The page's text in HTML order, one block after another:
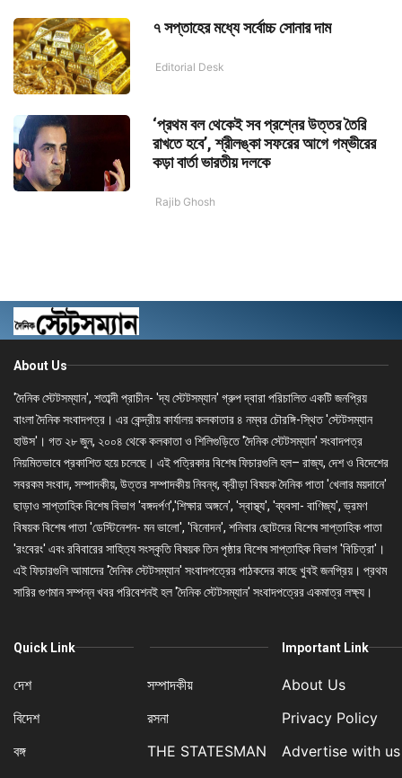
৭ সপ্তাহের মধ্যে সর্বোচ্চ সোনার দাম
Editorial Desk
‘প্রথম বল থেকেই সব প্রশ্নের উত্তর তৈরি
রাখতে হবে’, শ্রীলঙ্কা সফরের আগে গম্ভীরের
কড়া বার্তা ভারতীয় দলকে
Rajib Ghosh
About Us
'দৈনিক স্টেটসম্যান', শতাব্দী প্রাচীন- 'দ্য স্টেটসম্যান' গ্রুপ দ্বারা পরিচালিত একটি জনপ্রিয়
বাংলা দৈনিক সংবাদপত্র। এর কেন্দ্রীয় কার্যালয় কলকাতার ৪ নম্বর চৌরঙ্গি-স্থিত 'স্টেটসম্যান
হাউস'। গত ২৮ জুন, ২০০৪ থেকে কলকাতা ও শিলিগুড়িতে 'দৈনিক স্টেটসম্যান' সংবাদপত্র
নিয়মিতভাবে প্রকাশিত হয়ে চলেছে। এই পত্রিকার বিশেষ ফিচারগুলি হল– রাজ্য, দেশ ও বিদেশের
সবরকম সংবাদ, সম্পাদকীয়, উত্তর সম্পাদকীয় নিবন্ধ, ক্রীড়া বিষয়ক দৈনিক পাতা 'খেলার ময়দানে'
ছাড়াও সাপ্তাহিক বিশেষ বিভাগ 'বঙ্গদর্পণ','শিক্ষার অঙ্গনে', 'স্বাস্থ্য', 'ব্যবসা- বাণিজ্য', ভ্রমণ
বিষয়ক বিশেষ পাতা 'ডেস্টিনেশন- মন ভালো', 'বিনোদন', শনিবার ছোটদের বিশেষ সাপ্তাহিক পাতা
'রংবেরং' এবং রবিবারের সাহিত্য সংস্কৃতি বিষয়ক তিন পৃষ্ঠার বিশেষ সাপ্তাহিক বিভাগ 'বিচিত্রা'।
এই ফিচারগুলি আমাদের 'দৈনিক স্টেটসম্যান' সংবাদপত্রের পাঠকদের কাছে খুবই জনপ্রিয়। প্রথম
সারির গুণমান সম্পন্ন খবর পরিবেশনই হল 'দৈনিক স্টেটসম্যান' সংবাদপত্রের একমাত্র লক্ষ্য।
Quick Link
দেশ
বিদেশ
বঙ্গ
সম্পাদকীয়
রসনা
THE STATESMAN
Important Link
About Us
Privacy Policy
Advertise with us